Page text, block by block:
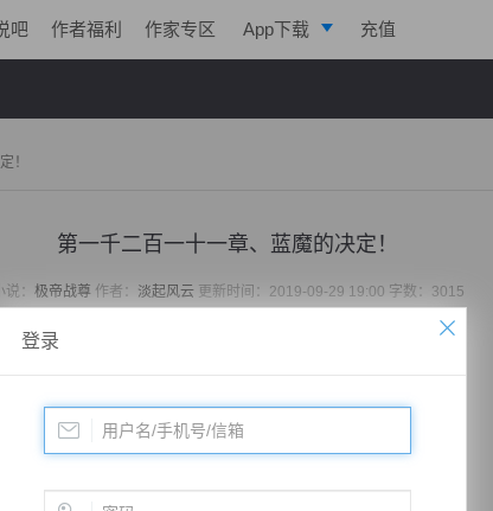
吧 作者福利 作家专区 App下载 充值
！
第一千二百一十一章、蓝魔的决定！
说： 极帝战尊作者： 淡起风云更新时间：2019-09-29 19:00 字数：3015
面蓝宇。
登录